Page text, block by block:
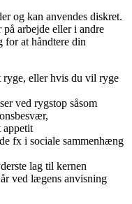
og kan anvendes diskret.
arbejde eller i andre
for at håndtere din
ryge, eller hvis du vil ryge
ved rygstop såsom
appetit
fx i sociale sammenhæng
lag til kernen
ved lægens anvisning